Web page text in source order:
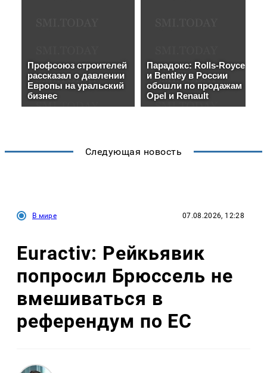
Следующая новость
В мире 07.08.2026, 12:28
Euractiv: Рейкьявик
попросил Брюссель не
вмешиваться в
референдум по ЕС